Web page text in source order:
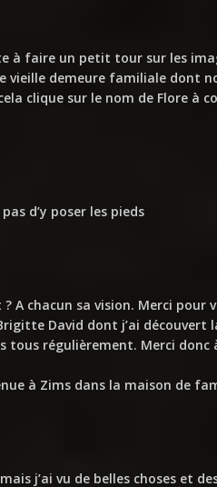
à faire un petit tour sur les
vieille demeure familiale dont
clique sur le nom de Flore à
d’y poser les pieds
chacun sa vision. Merci pour
David dont j’ai découvert
tous régulièrement. Merci donc
à Zims dans la maison de
j’ai vu de belles choses et